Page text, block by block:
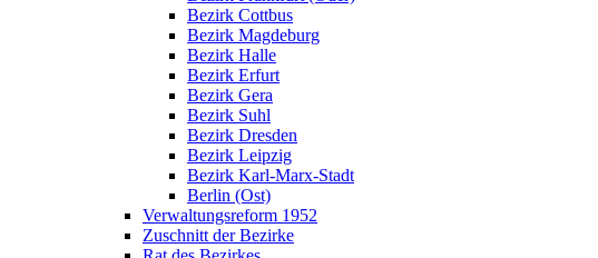
Bezirk Cottbus
Bezirk Magdeburg
Bezirk Halle
Bezirk Erfurt
Bezirk Gera
Bezirk Suhl
Bezirk Dresden
Bezirk Leipzig
Bezirk Karl-Marx-Stadt
Berlin (Ost)
Verwaltungsreform 1952
Zuschnitt der Bezirke